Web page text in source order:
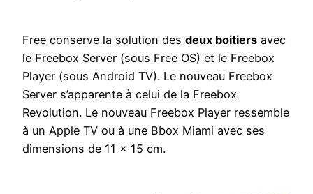
Free conserve la solution des deux boitiers avec
le Freebox Server (sous Free OS) et le Freebox
Player (sous Android TV). Le nouveau Freebox
Server s’apparente à celui de la Freebox
Revolution. Le nouveau Freebox Player ressemble
à un Apple TV ou à une Bbox Miami avec ses
dimensions de 11 x 15 cm.